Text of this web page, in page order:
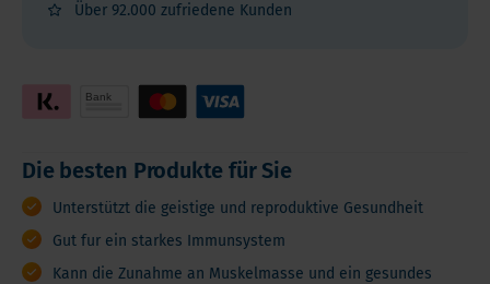
Über 92.000 zufriedene Kunden
Die besten Produkte für Sie
Unterstützt die geistige und reproduktive Gesundheit
Gut fur ein starkes Immunsystem
Kann die Zunahme an Muskelmasse und ein gesundes